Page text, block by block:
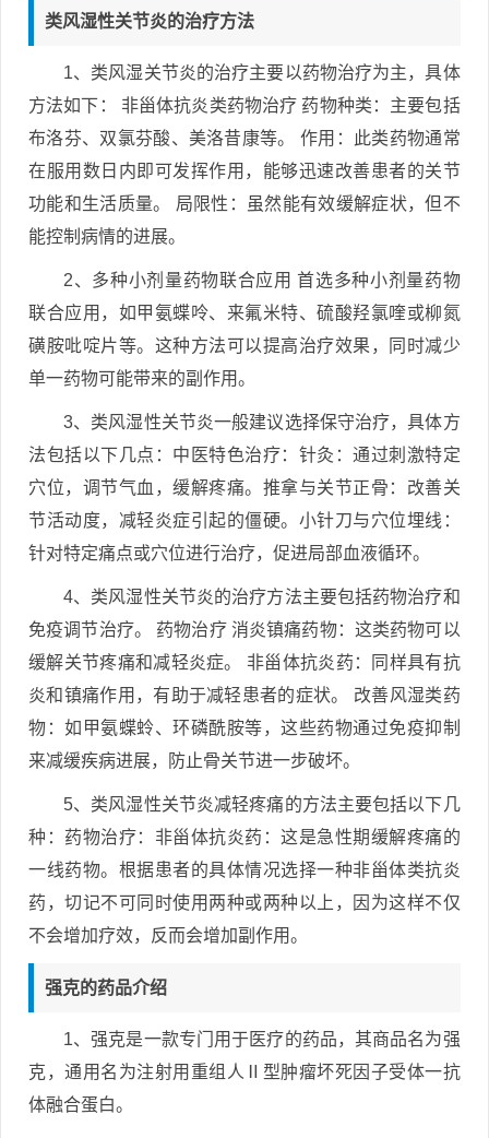
类风湿性关节炎的治疗方法
1、类风湿关节炎的治疗主要以药物治疗为主，具体
方法如下： 非甾体抗炎类药物治疗 药物种类：主要包括
布洛芬、双氯芬酸、美洛昔康等。 作用：此类药物通常
在服用数日内即可发挥作用，能够迅速改善患者的关节
功能和生活质量。 局限性：虽然能有效缓解症状，但不
能控制病情的进展。
2、多种小剂量药物联合应用 首选多种小剂量药物
联合应用，如甲氨蝶呤、来氟米特、硫酸羟氯喹或柳氮
磺胺吡啶片等。这种方法可以提高治疗效果，同时减少
单一药物可能带来的副作用。
3、类风湿性关节炎一般建议选择保守治疗，具体方
法包括以下几点：中医特色治疗：针灸：通过刺激特定
穴位，调节气血，缓解疼痛。推拿与关节正骨：改善关
节活动度，减轻炎症引起的僵硬。小针刀与穴位埋线：
针对特定痛点或穴位进行治疗，促进局部血液循环。
4、类风湿性关节炎的治疗方法主要包括药物治疗和
免疫调节治疗。 药物治疗 消炎镇痛药物：这类药物可以
缓解关节疼痛和减轻炎症。 非甾体抗炎药：同样具有抗
炎和镇痛作用，有助于减轻患者的症状。 改善风湿类药
物：如甲氨蝶蛉、环磷酰胺等，这些药物通过免疫抑制
来减缓疾病进展，防止骨关节进一步破坏。
5、类风湿性关节炎减轻疼痛的方法主要包括以下几
种：药物治疗：非甾体抗炎药：这是急性期缓解疼痛的
一线药物。根据患者的具体情况选择一种非甾体类抗炎
药，切记不可同时使用两种或两种以上，因为这样不仅
不会增加疗效，反而会增加副作用。
强克的药品介绍
1、强克是一款专门用于医疗的药品，其商品名为强
克，通用名为注射用重组人Ⅱ型肿瘤坏死因子受体一抗
体融合蛋白。